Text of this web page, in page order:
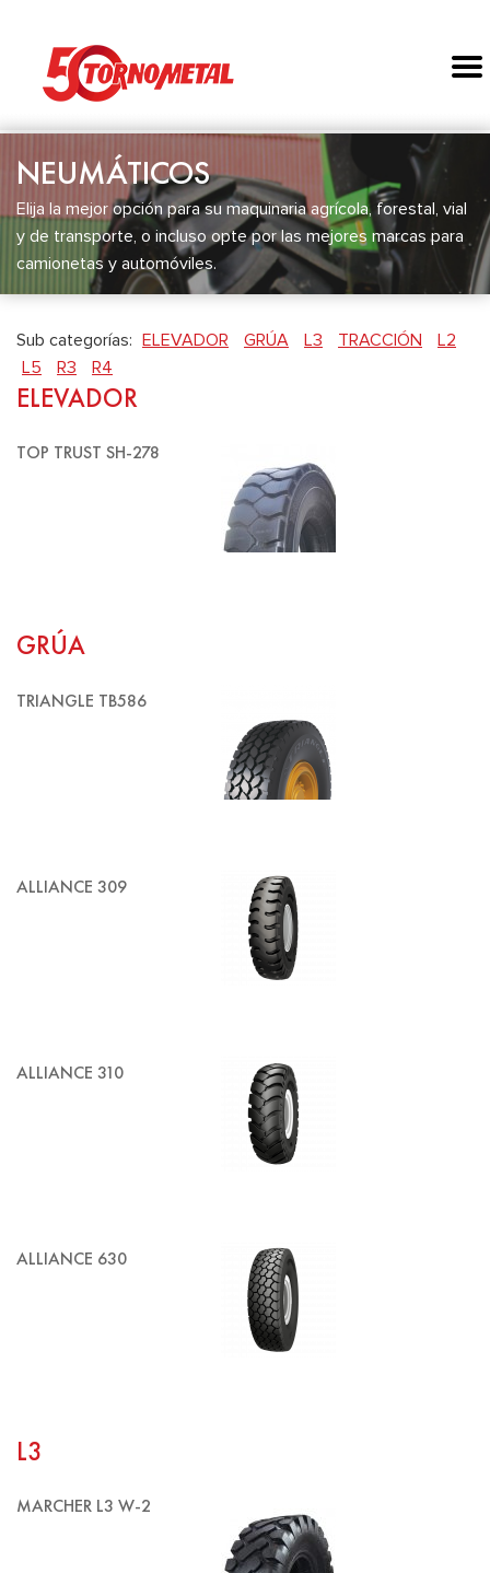
NEUMÁTICOS
Elija la mejor opción para su maquinaria agrícola, forestal, vial
y de transporte, o incluso opte por las mejores marcas para
camionetas y automóviles.
ELEVADOR
TOP TRUST SH-278
GRÚA
TRIANGLE TB586
ALLIANCE 309
ALLIANCE 310
ALLIANCE 630
L3
MARCHER L3 W-2
Sub categorías: ELEVADOR GRÚA L3 TRACCIÓN
L2
L5
R3 R4